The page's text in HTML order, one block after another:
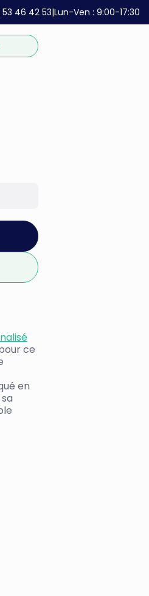
53 46 42 53|Lun-Ven : 9:00-17:30
ce
en